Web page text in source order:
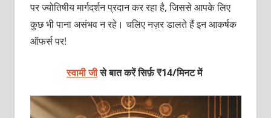
पर ज्योतिषीय मार्गदर्शन प्रदान कर रहा है, जिससे आपके लिए
कुछ भी पाना असंभव न रहे। चलिए नज़र डालते हैं इन आकर्षक
ऑफर्स पर!
स्वामी जीसे बात करें सिर्फ़ ₹14/मिनट में